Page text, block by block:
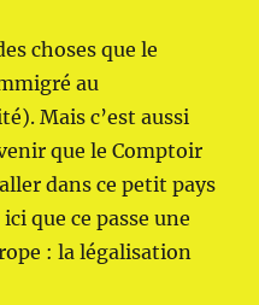
choses que le
au
Mais c’est aussi
que le Comptoir
dans ce petit pays
que ce passe une
: la légalisation